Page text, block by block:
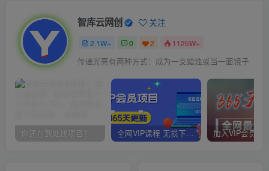
智库云网创 关注
2.1W+ 0 2 1125W+
传递光亮有两种方式：成为一支蜡烛或当一面镜子
你还在到处找项目？还在当韭菜？我靠卖项目一个月收入5万+，曾经我也是个失败者。 全网VIP课程 无损下载~